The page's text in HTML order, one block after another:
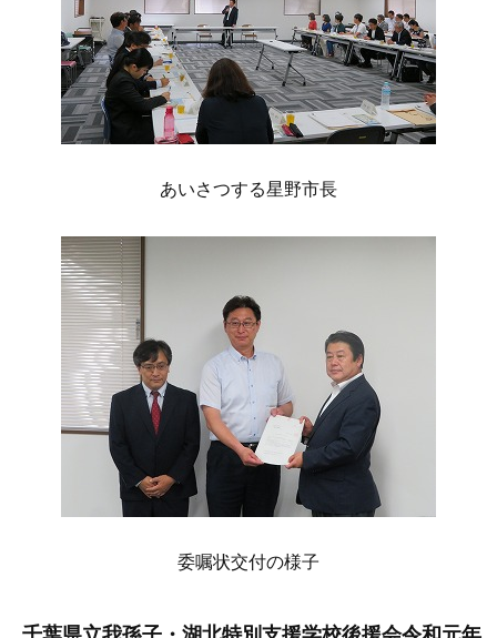
あいさつする星野市長
委嘱状交付の様子